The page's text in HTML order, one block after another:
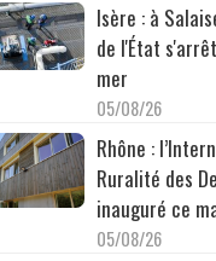
Isère : à
de l'État
mer
05/08/26
Rhône :
Ruralité des
inauguré ce
05/08/26